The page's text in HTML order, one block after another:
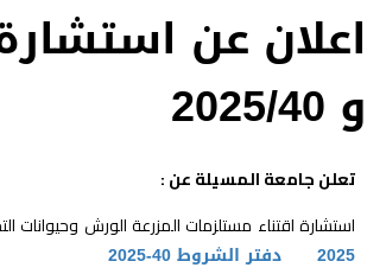
و 2025/40
تعلن جامعة المسيلة عن :
استشارة اقتناء مستلزمات المزرعة الورش وحيوانات
2025
دفتر الشروط 40-2025